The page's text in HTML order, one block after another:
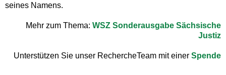
seines Namens.
Mehr zum Thema: WSZ Sonderausgabe Sächsische
Justiz
Unterstützen Sie unser RechercheTeam mit einer Spende